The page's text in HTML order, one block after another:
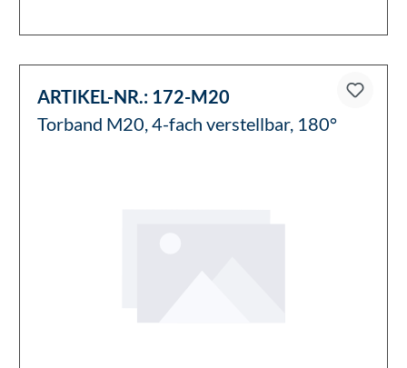
ARTIKEL-NR.: 172-M20
Torband M20, 4-fach verstellbar, 180°